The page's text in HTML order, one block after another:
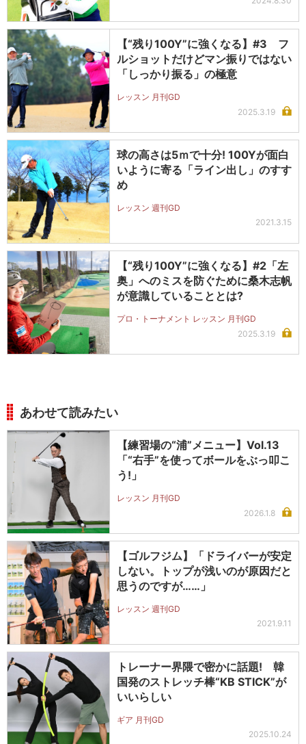
【“残り100Y”に強くなる】#3 フ
ルショットだけどマン振りではない
「しっかり振る」の極意
レッスン 月刊GD
2025.3.19
球の高さは5ｍで十分! 100Yが面白
いように寄る「ライン出し」のすす
め
レッスン 週刊GD
2021.3.15
【“残り100Y”に強くなる】#2「左
奥」へのミスを防ぐために桑木志帆
が意識していることとは?
プロ・トーナメント レッスン 月刊GD
2025.3.19
あわせて読みたい
【練習場の“浦”メニュー】Vol.13
「“右手”を使ってボールをぶっ叩こ
う!」
レッスン 月刊GD
2026.1.8
【ゴルフジム】「ドライバーが安定
しない。トップが浅いのが原因だと
思うのですが……」
レッスン 週刊GD
2021.9.11
トレーナー界隈で密かに話題! 韓
国発のストレッチ棒“KB STICK”が
いいらしい
ギア 月刊GD
2025.10.24